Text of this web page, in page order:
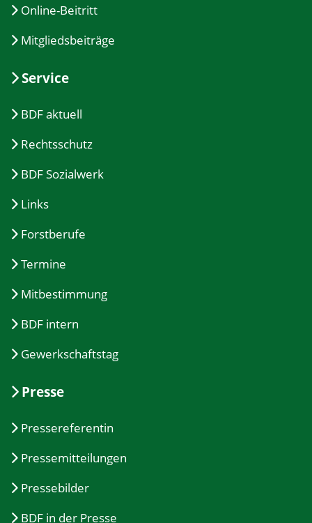
Online-Beitritt
Mitgliedsbeiträge
Service
BDF aktuell
Rechtsschutz
BDF Sozialwerk
Links
Forstberufe
Termine
Mitbestimmung
BDF intern
Gewerkschaftstag
Presse
Pressereferentin
Pressemitteilungen
Pressebilder
BDF in der Presse